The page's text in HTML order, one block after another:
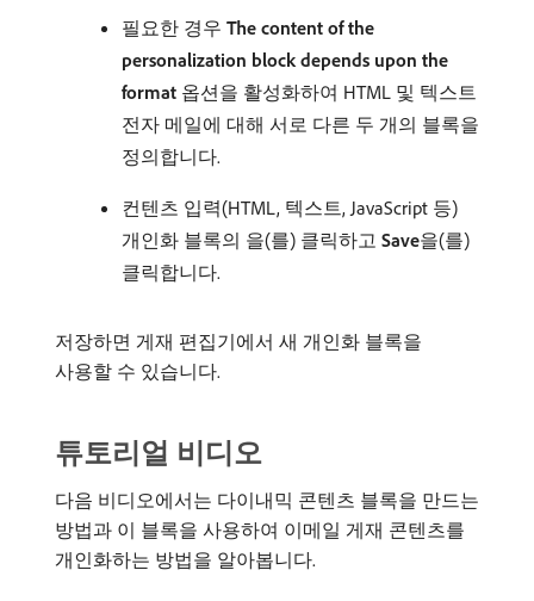
필요한 경우 The content of the
personalization block depends upon the
format 옵션을 활성화하여 HTML 및 텍스트
전자 메일에 대해 서로 다른 두 개의 블록을
정의합니다.
컨텐츠 입력(HTML, 텍스트, JavaScript 등)
개인화 블록의 을(를) 클릭하고 Save​을(를)
클릭합니다.
저장하면 게재 편집기에서 새 개인화 블록을
사용할 수 있습니다.
튜토리얼 비디오
다음 비디오에서는 다이내믹 콘텐츠 블록을 만드는
방법과 이 블록을 사용하여 이메일 게재 콘텐츠를
개인화하는 방법을 알아봅니다.